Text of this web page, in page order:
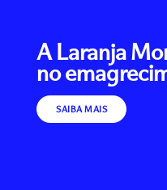
A Laranja
no
SAIBA MAIS